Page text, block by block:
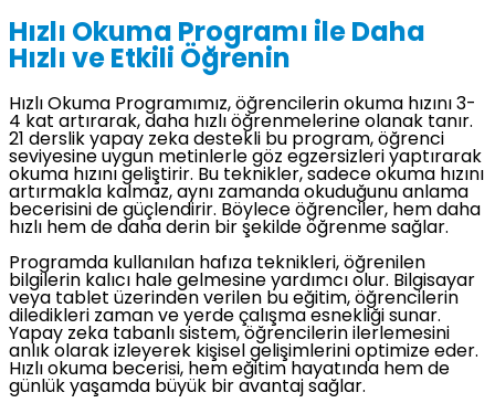
Hızlı Okuma Programı ile Daha
Hızlı ve Etkili Öğrenin
Hızlı Okuma Programımız, öğrencilerin okuma hızını 3-
4 kat artırarak, daha hızlı öğrenmelerine olanak tanır.
21 derslik yapay zeka destekli bu program, öğrenci
seviyesine uygun metinlerle göz egzersizleri yaptırarak
okuma hızını geliştirir. Bu teknikler, sadece okuma hızını
artırmakla kalmaz, aynı zamanda okuduğunu anlama
becerisini de güçlendirir. Böylece öğrenciler, hem daha
hızlı hem de daha derin bir şekilde öğrenme sağlar.
Programda kullanılan hafıza teknikleri, öğrenilen
bilgilerin kalıcı hale gelmesine yardımcı olur. Bilgisayar
veya tablet üzerinden verilen bu eğitim, öğrencilerin
diledikleri zaman ve yerde çalışma esnekliği sunar.
Yapay zeka tabanlı sistem, öğrencilerin ilerlemesini
anlık olarak izleyerek kişisel gelişimlerini optimize eder.
Hızlı okuma becerisi, hem eğitim hayatında hem de
günlük yaşamda büyük bir avantaj sağlar.